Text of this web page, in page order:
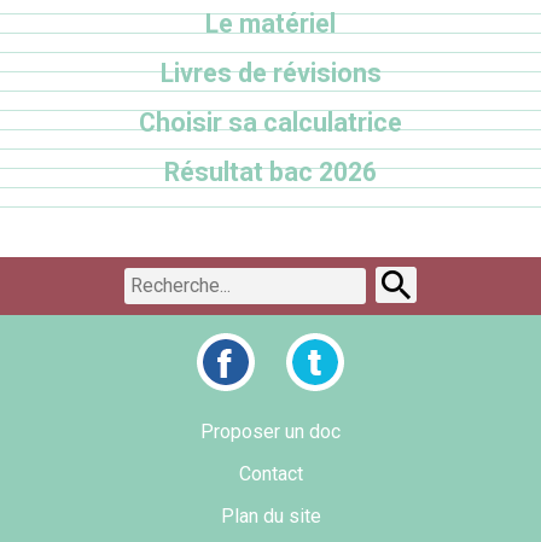
Le matériel
Livres de révisions
Choisir sa calculatrice
Résultat bac 2026
Proposer un doc
Contact
Plan du site